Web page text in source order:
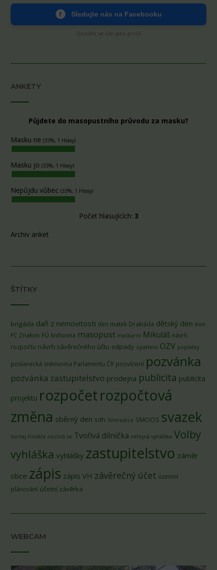
f Sledujte nás na Facebooku
Dozvíte se vše jako první
ANKETY
Půjdete do masopustního průvodu za masku?
Masku ne (33%, 1 Hlasy)
Masku jo (33%, 1 Hlasy)
Nepůjdu vůbec (33%, 1 Hlasy)
Počet hlasujících: 3
Archiv anket
ŠTÍTKY
brigáda daň z nemovitosti den matek Drakiáda dětský den eon
FC Znakon FÚ knihovna masopust maškarní Mikuláš návrh
rozpočtu návrh závěrečného účtu odpady opatření OZV poplatky
poslanecká sněmovna Parlamentu ČR posvícení pozvánka
pozvánka zastupitelstvo prodejna publicita publicita
projektu rozpočetrozpočtová
změna sběrný den sdh Smiradice SMOOS svazek
turnaj člověče nezlob se Tvořivá dílnička veřejná vyhláška Volby
vyhláška vyhlášky zastupitelstvo záměr
obce zápis zápis VH závěrečný účet územní
plánování účetní závěrka
WEBCAM